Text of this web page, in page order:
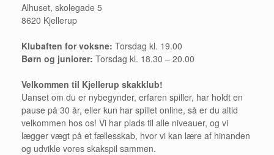
Alhuset, skolegade 5
8620 Kjellerup
Klubaften for voksne: Torsdag kl. 19.00
Børn og juniorer: Torsdag kl. 18.30 – 20.00
Velkommen til Kjellerup skakklub!
Uanset om du er nybegynder, erfaren spiller, har holdt en
pause på 30 år, eller kun har spillet online, så er du altid
velkommen hos os! Vi har plads til alle niveauer, og vi
lægger vægt på et fællesskab, hvor vi kan lære af hinanden
og udvikle vores skakspil sammen.